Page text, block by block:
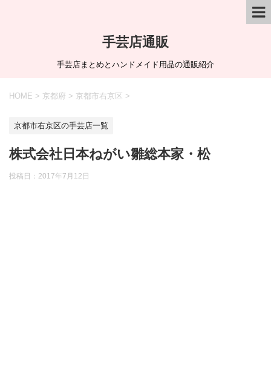
手芸店通販
手芸店まとめとハンドメイド用品の通販紹介
HOME > 京都府 > 京都市右京区 >
京都市右京区の手芸店一覧
株式会社日本ねがい雛総本家・松
投稿日： 2017年7月12日